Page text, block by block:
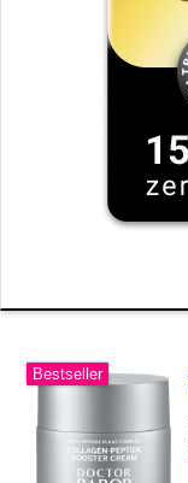
Bestseller